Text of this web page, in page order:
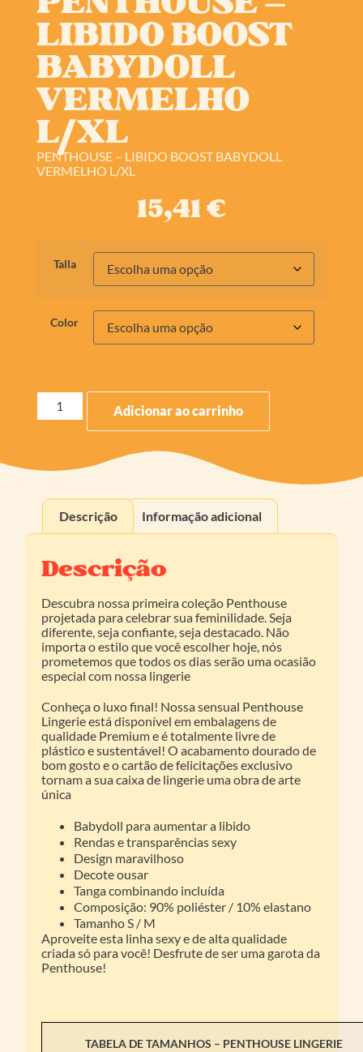
LIBIDO BOOST
BABYDOLL
VERMELHO
L/XL
PENTHOUSE – LIBIDO BOOST BABYDOLL
VERMELHO L/XL
15,41€
Talla
Color
Adicionar ao carrinho
Descrição Informação adicional
Descrição
Descubra nossa primeira coleção Penthouse
projetada para celebrar sua feminilidade. Seja
diferente, seja confiante, seja destacado. Não
importa o estilo que você escolher hoje, nós
prometemos que todos os dias serão uma ocasião
especial com nossa lingerie
Conheça o luxo final! Nossa sensual Penthouse
Lingerie está disponível em embalagens de
qualidade Premium e é totalmente livre de
plástico e sustentável! O acabamento dourado de
bom gosto e o cartão de felicitações exclusivo
tornam a sua caixa de lingerie uma obra de arte
única
Babydoll para aumentar a libido
Rendas e transparências sexy
Design maravilhoso
Decote ousar
Tanga combinando incluída
Composição: 90% poliéster / 10% elastano
Tamanho S / M
Aproveite esta linha sexy e de alta qualidade
criada só para você! Desfrute de ser uma garota da
Penthouse!
TABELA DE TAMANHOS – PENTHOUSE LINGERIE